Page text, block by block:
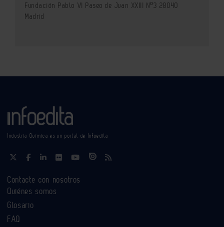
Fundación Pablo VI Paseo de Juan XXIII Nº3 28040
Madrid
Industria Química es un portal de Infoedita
Contacte con nosotros
Quiénes somos
Glosario
FAQ